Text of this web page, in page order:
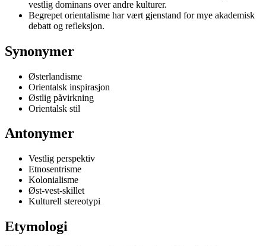
vestlig dominans over andre kulturer.
Begrepet orientalisme har vært gjenstand for mye akademisk
debatt og refleksjon.
Synonymer
Østerlandisme
Orientalsk inspirasjon
Østlig påvirkning
Orientalsk stil
Antonymer
Vestlig perspektiv
Etnosentrisme
Kolonialisme
Øst-vest-skillet
Kulturell stereotypi
Etymologi